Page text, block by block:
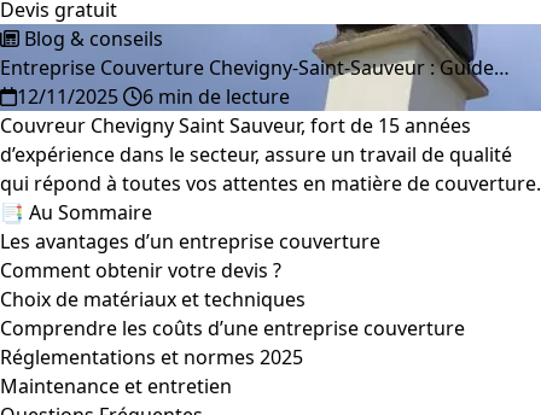
Devis gratuit
Blog & conseils
Entreprise Couverture Chevigny-Saint-Sauveur : Guide…
12/11/2025
6 min de lecture
Couvreur Chevigny Saint Sauveur, fort de 15 années
d’expérience dans le secteur, assure un travail de qualité
qui répond à toutes vos attentes en matière de couverture.
📑 Au Sommaire
Les avantages d’un entreprise couverture
Comment obtenir votre devis ?
Choix de matériaux et techniques
Comprendre les coûts d’une entreprise couverture
Réglementations et normes 2025
Maintenance et entretien